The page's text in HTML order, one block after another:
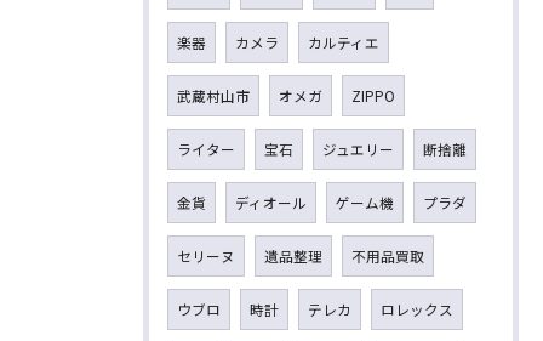
楽器 カメラ カルティエ
武蔵村山市 オメガ ZIPPO
ライター 宝石 ジュエリー 断捨離
金貨 ディオール ゲーム機 プラダ
セリーヌ 遺品整理 不用品買取
ウブロ 時計 テレカ ロレックス